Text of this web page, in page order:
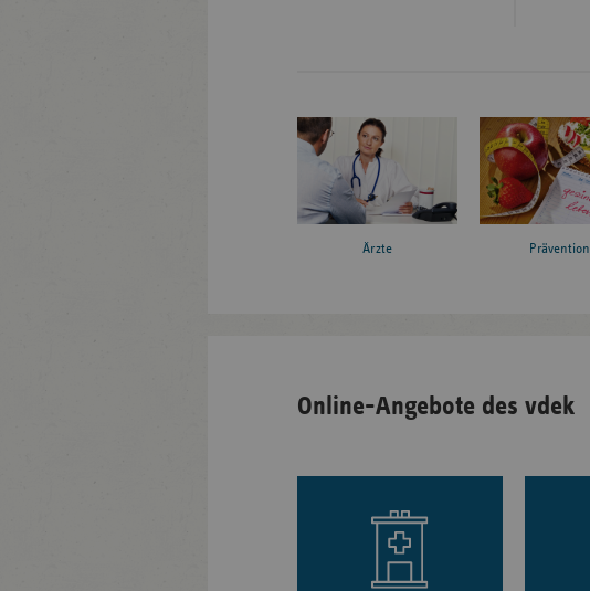
Ärzte Prävention
Online-Angebote des vdek